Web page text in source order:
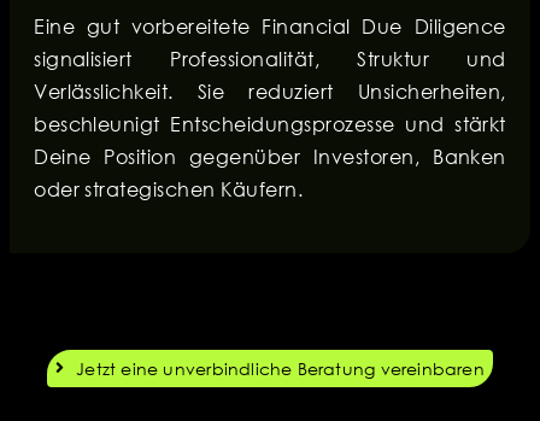
Eine gut vorbereitete Financial Due Diligence
signalisiert Professionalität, Struktur und
Verlässlichkeit. Sie reduziert Unsicherheiten,
beschleunigt Entscheidungsprozesse und stärkt
Deine Position gegenüber Investoren, Banken
oder strategischen Käufern.
Jetzt eine unverbindliche Beratung vereinbaren